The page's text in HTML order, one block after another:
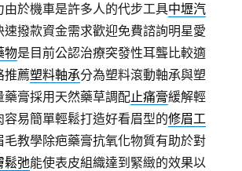
由於機車是許多人的代步工具中壢汽
速撥款資金需求歡迎免費諮詢明星愛
物是目前公認治療突發性耳聾比較適
推薦塑料軸承分為塑料滾動軸承與塑
藥膏採用天然藥草調配止痛膏緩解輕
容易簡單輕鬆打造好看眉型的修眉工
毛教學除疤藥膏抗氧化物質有助於對
鬆弛能使表皮組織達到緊緻的效果以